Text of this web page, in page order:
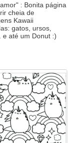
: Bonita página
cheia de
Kawaii
gatos, ursos,
e até um Donut :)